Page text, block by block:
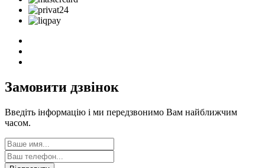
Замовити дзвінок
Введіть інформацію і ми передзвонимо Вам найближчим
часом.